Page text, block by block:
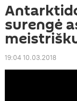
surengė
19:04 10.03.2018